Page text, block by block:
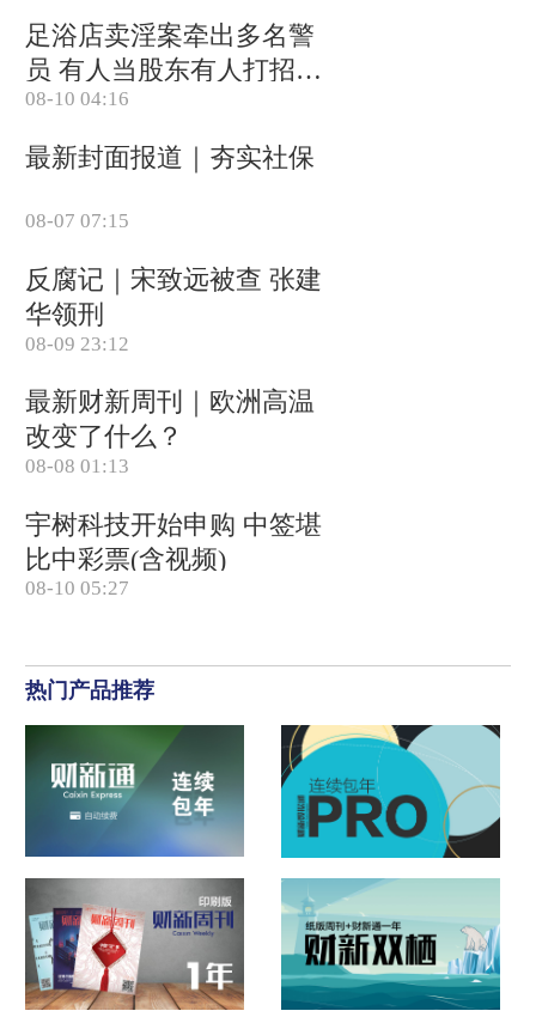
足浴店卖淫案牵出多名警
员 有人当股东有人打招呼
(含视频)
08-10 04:16
最新封面报道｜夯实社保
08-07 07:15
反腐记｜宋致远被查 张建
华领刑
08-09 23:12
最新财新周刊｜欧洲高温
改变了什么？
08-08 01:13
宇树科技开始申购 中签堪
比中彩票(含视频)
08-10 05:27
热门产品推荐